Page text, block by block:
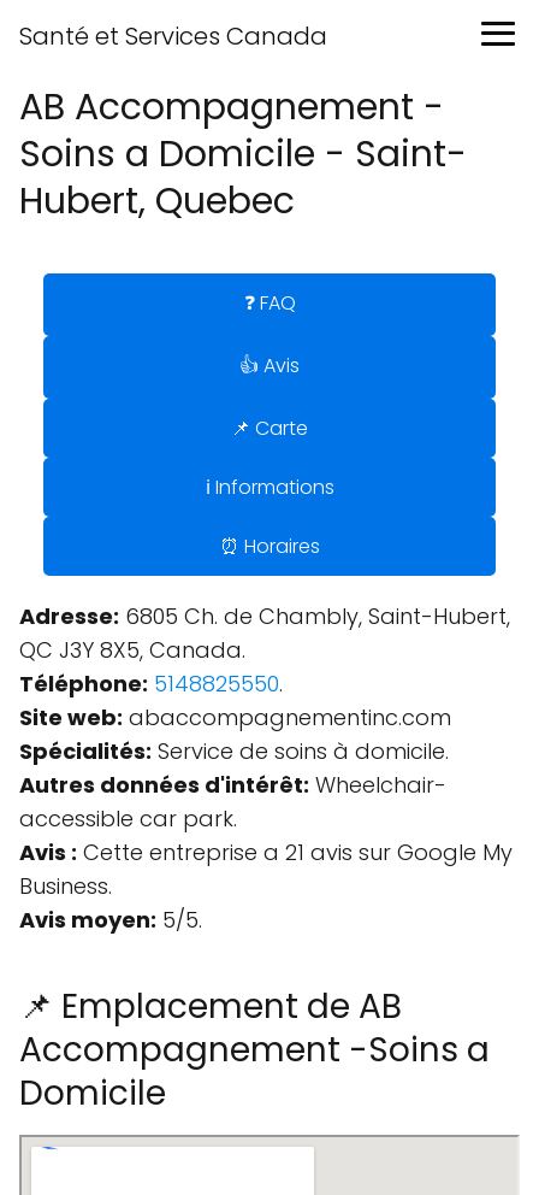
Santé et Services Canada
AB Accompagnement -
Soins a Domicile - Saint-
Hubert, Quebec
❓ FAQ
👍 Avis
📌 Carte
ℹ️ Informations
⏰ Horaires
Adresse: 6805 Ch. de Chambly, Saint-Hubert,
QC J3Y 8X5, Canada.
Téléphone: 5148825550.
Site web: abaccompagnementinc.com
Spécialités: Service de soins à domicile.
Autres données d'intérêt: Wheelchair-
accessible car park.
Avis : Cette entreprise a 21 avis sur Google My
Business.
Avis moyen: 5/5.
📌 Emplacement de AB
Accompagnement -Soins a
Domicile